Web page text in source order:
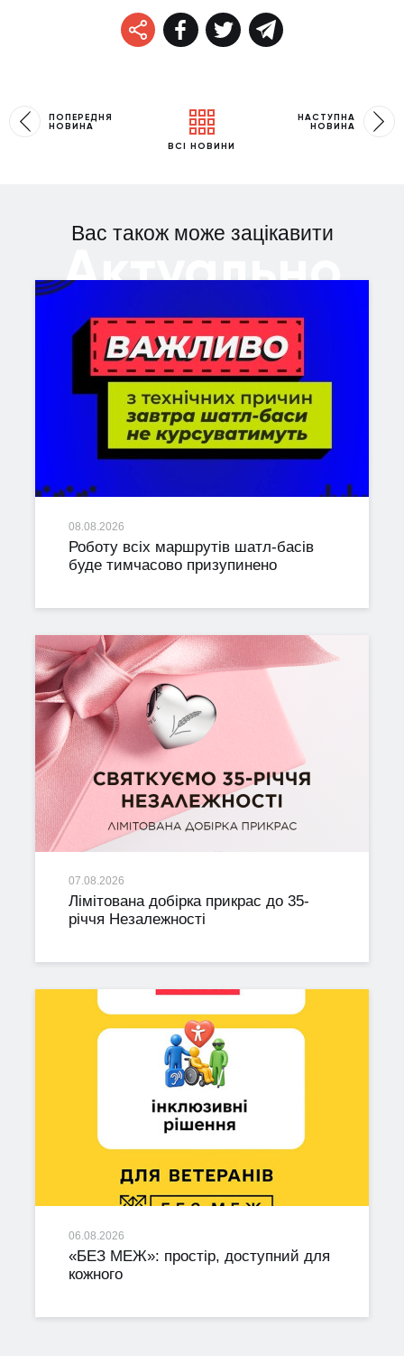
ПОПЕРЕДНЯ
НОВИНА
ВСІ НОВИНИ
НАСТУПНА
НОВИНА
Вас також може зацікавити
Актуально
08.08.2026
Роботу всіх маршрутів шатл-басів
буде тимчасово призупинено
07.08.2026
Лімітована добірка прикрас до 35-
річчя Незалежності
06.08.2026
«БЕЗ МЕЖ»: простір, доступний для
кожного